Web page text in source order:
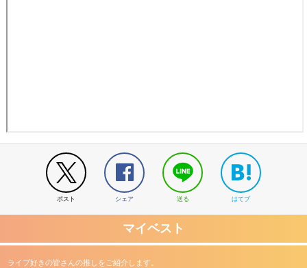
ポスト シェア 送る はてブ
マイベスト
ライブ好きの皆さんの推しをご紹介します。